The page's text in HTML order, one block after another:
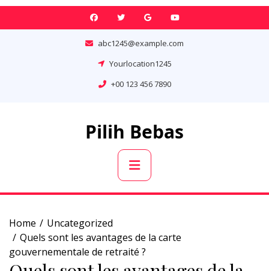
Skip
abc1245@example.com
Yourlocation1245
+00 123 456 7890
Pilih Bebas
Primary
Menu
Home
Uncategorized
Quels sont les avantages de la carte
gouvernementale de retraité ?